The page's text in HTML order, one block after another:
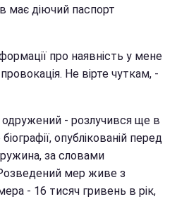
має діючий паспорт
про наявність у мене
Не вірте чуткам, -
- розлучився ще в
опублікованій перед
за словами
мер живе з
- 16 тисяч гривень в рік,